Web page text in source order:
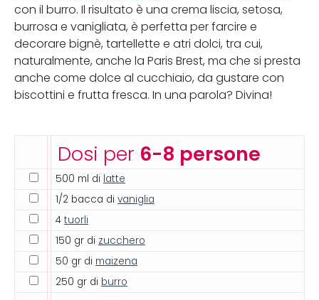
con il burro. Il risultato è una crema liscia, setosa,
burrosa e vanigliata, è perfetta per farcire e
decorare bignè, tartellette e atri dolci, tra cui,
naturalmente, anche la Paris Brest, ma che si presta
anche come dolce al cucchiaio, da gustare con
biscottini e frutta fresca. In una parola? Divina!
Dosi per 6-8 persone
500 ml di latte
1/2 bacca di vaniglia
4 tuorli
150 gr di zucchero
50 gr di maizena
250 gr di burro